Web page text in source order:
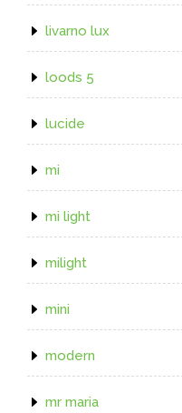
livarno lux
loods 5
lucide
mi
mi light
milight
mini
modern
mr maria